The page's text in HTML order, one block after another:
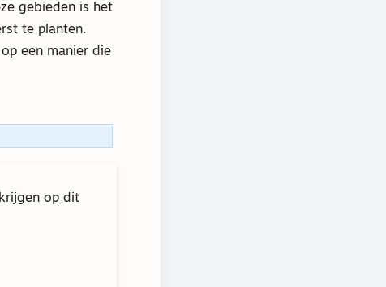
gebieden is het
te planten.
een manier die
op dit